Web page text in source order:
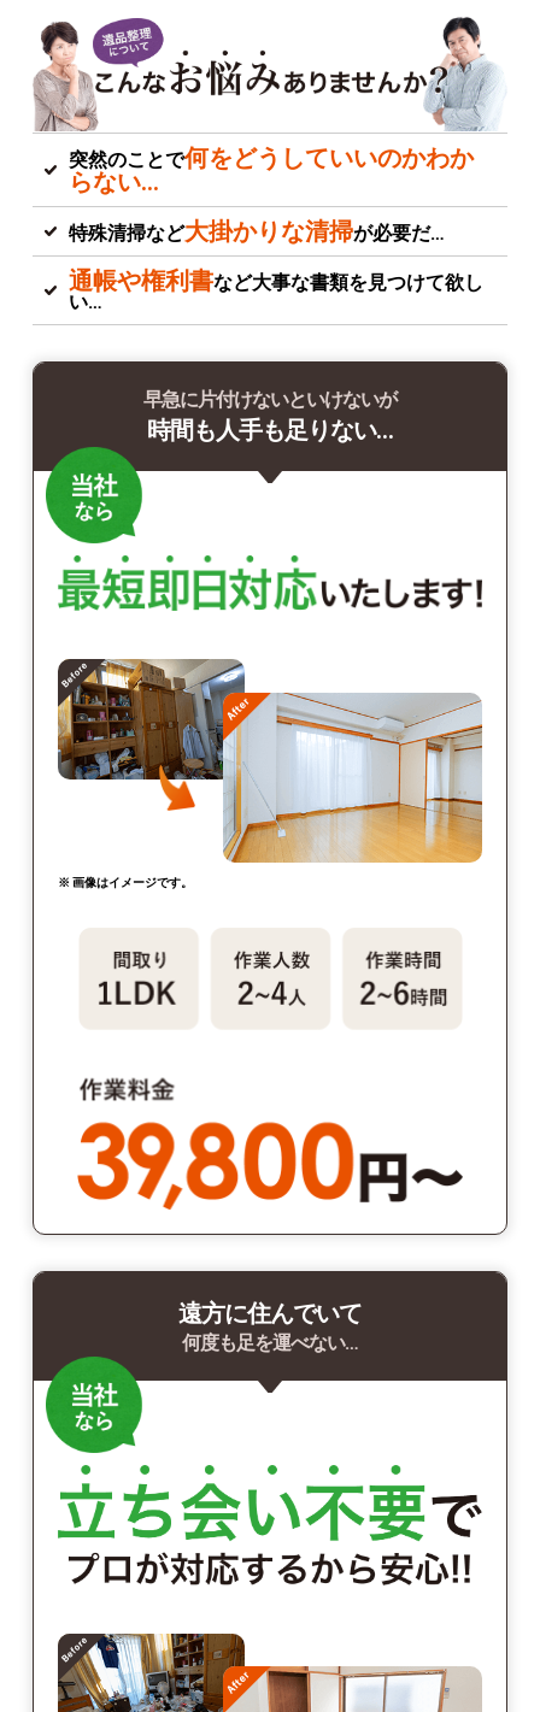
突然のことで何をどうしていいのかわか
らない…
特殊清掃など大掛かりな清掃が必要だ…
通帳や権利書など大事な書類を見つけて欲し
い…
早急に片付けないといけないが
時間も人手も足りない…
※ 画像はイメージです。
遠方に住んでいて
何度も足を運べない…